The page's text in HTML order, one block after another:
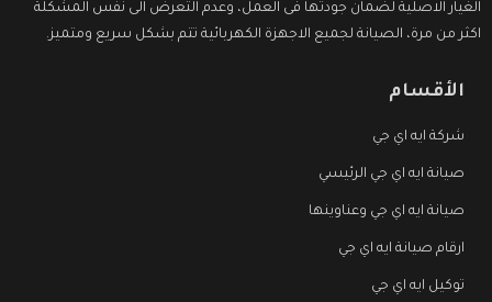
الغيار الاصلية لضمان جودتها فى العمل، وعدم التعرض الى نفس المشكلة
اكثر من مرة، الصيانة لجميع الاجهزة الكهربائية تتم بشكل سريع ومتميز.
الأقسام
شركة ايه اي جي
صيانة ايه اي جي الرئيسي
صيانة ايه اي جي وعناوينها
ارقام صيانة ايه اي جي
توكيل ايه اي جي